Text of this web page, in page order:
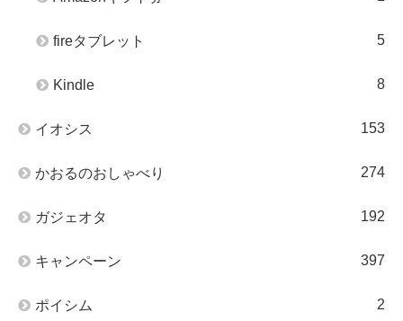
fireタブレット 5
Kindle 8
イオシス 153
かおるのおしゃべり 274
ガジェオタ 192
キャンペーン 397
ポイシム 2